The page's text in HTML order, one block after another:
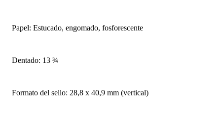
Papel: Estucado, engomado, fosforescente
Dentado: 13 ¾
Formato del sello: 28,8 x 40,9 mm (vertical)